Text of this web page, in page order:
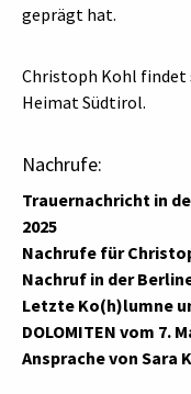
geprägt hat.
Christoph Kohl
Heimat Südtirol.
Nachrufe:
Trauernachricht in
2025
Nachrufe für
Nachruf in der
Letzte Ko(h)lumne
DOLOMITEN vom 7.
Ansprache von Sara